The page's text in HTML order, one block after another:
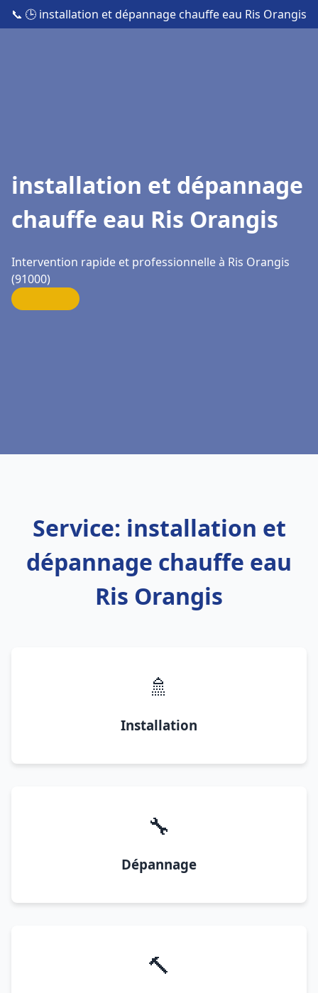
📞 🕒 installation et dépannage chauffe eau Ris Orangis
installation et dépannage
chauffe eau Ris Orangis
Intervention rapide et professionnelle à Ris Orangis
(91000)
Service: installation et
dépannage chauffe eau
Ris Orangis
🚿
Installation
🔧
Dépannage
🔨